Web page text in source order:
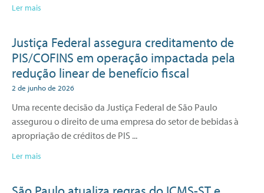
Ler mais
Justiça Federal assegura creditamento de
PIS/COFINS em operação impactada pela
redução linear de benefício fiscal
2 de junho de 2026
Uma recente decisão da Justiça Federal de São Paulo
assegurou o direito de uma empresa do setor de bebidas à
apropriação de créditos de PIS
Ler mais